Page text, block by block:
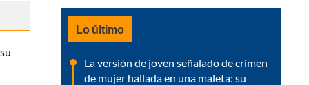
Lo último
La versión de joven señalado de crimen
de mujer hallada en una maleta: su